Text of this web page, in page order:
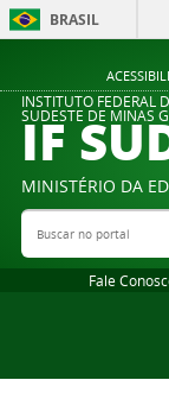
BRASIL
INSTITUTO FEDERAL
SUDESTE DE MINAS
IF
MINISTÉRIO DA
Buscar no portal
Fale